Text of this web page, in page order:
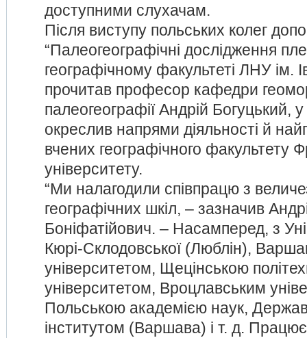
доступними слухачам.
Після виступу польських колег
“Палеогеографічні дослідження
географічному факультеті ЛНУ ім.
прочитав професор кафедри
палеогеографії Андрій Богуцький, у
окреслив напрями діяльності й
вчених географічного факультету
університету.
“Ми налагодили співпрацю з
географічних шкіл, – зазначив
Боніфатійович. – Насамперед, з
Кюрі-Склодовської (Люблін),
університетом, Щецінською
університетом, Вроцлавським
Польською академією наук,
інститутом (Варшава) і т. д.